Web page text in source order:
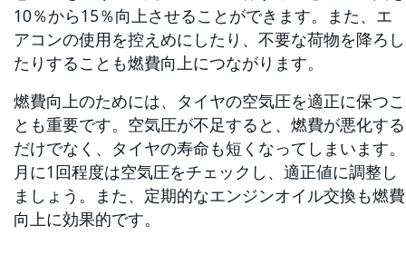
10％から15％向上させることができます。また、エ
アコンの使用を控えめにしたり、不要な荷物を降ろし
たりすることも燃費向上につながります。
燃費向上のためには、タイヤの空気圧を適正に保つこ
とも重要です。空気圧が不足すると、燃費が悪化する
だけでなく、タイヤの寿命も短くなってしまいます。
月に1回程度は空気圧をチェックし、適正値に調整し
ましょう。また、定期的なエンジンオイル交換も燃費
向上に効果的です。